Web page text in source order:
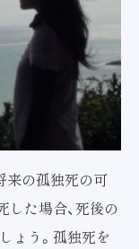
来の孤独死の可
た場合、死後の
ょう。孤独死を